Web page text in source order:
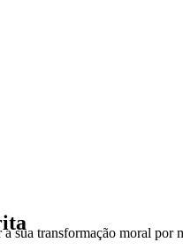
sua transformação moral por